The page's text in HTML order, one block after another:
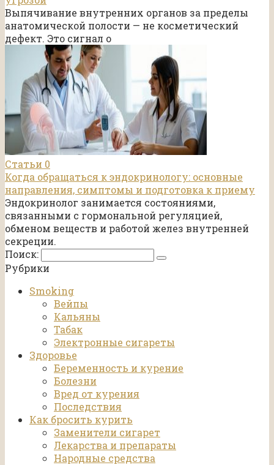
Выпячивание внутренних органов за пределы
анатомической полости — не косметический
дефект. Это сигнал о
Статьи 0
Когда обращаться к эндокринологу: основные
направления, симптомы и подготовка к приему
Эндокринолог занимается состояниями,
связанными с гормональной регуляцией,
обменом веществ и работой желез внутренней
секреции.
Поиск:
Рубрики
Smoking
Вейпы
Кальяны
Табак
Электронные сигареты
Здоровье
Беременность и курение
Болезни
Вред от курения
Последствия
Как бросить курить
Заменители сигарет
Лекарства и препараты
Народные средства